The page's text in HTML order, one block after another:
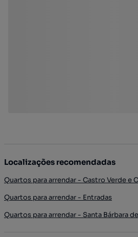
Localizações recomendadas
Quartos para arrendar - Castro Verde e
Quartos para arrendar - Entradas
Quartos para arrendar - Santa Bárbara